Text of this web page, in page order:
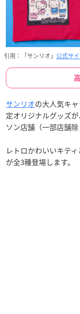
引用：「サンリオ」 公式サ
サンリオの大人気キ
定オリジナルグッズ
ソン店舗（一部店舗除
レトロかわいいキテ
が全3種登場します。